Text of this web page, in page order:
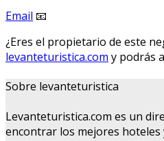
Email 📧
¿Eres el propietario de este
levanteturistica.com y podrás
Sobre levanteturistica
Levanteturistica.com es un
encontrar los mejores